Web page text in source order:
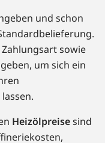
und schon
sowie
um sich ein
Heizölpreisesind